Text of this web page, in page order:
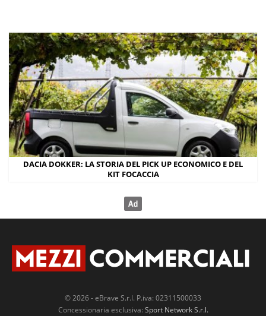
DACIA DOKKER: LA STORIA DEL PICK UP ECONOMICO E DEL
KIT FOCACCIA
© 2026 - eBrave S.r.l. P.iva: 02311500033
Concessionaria esclusiva: Sport Network S.r.l.